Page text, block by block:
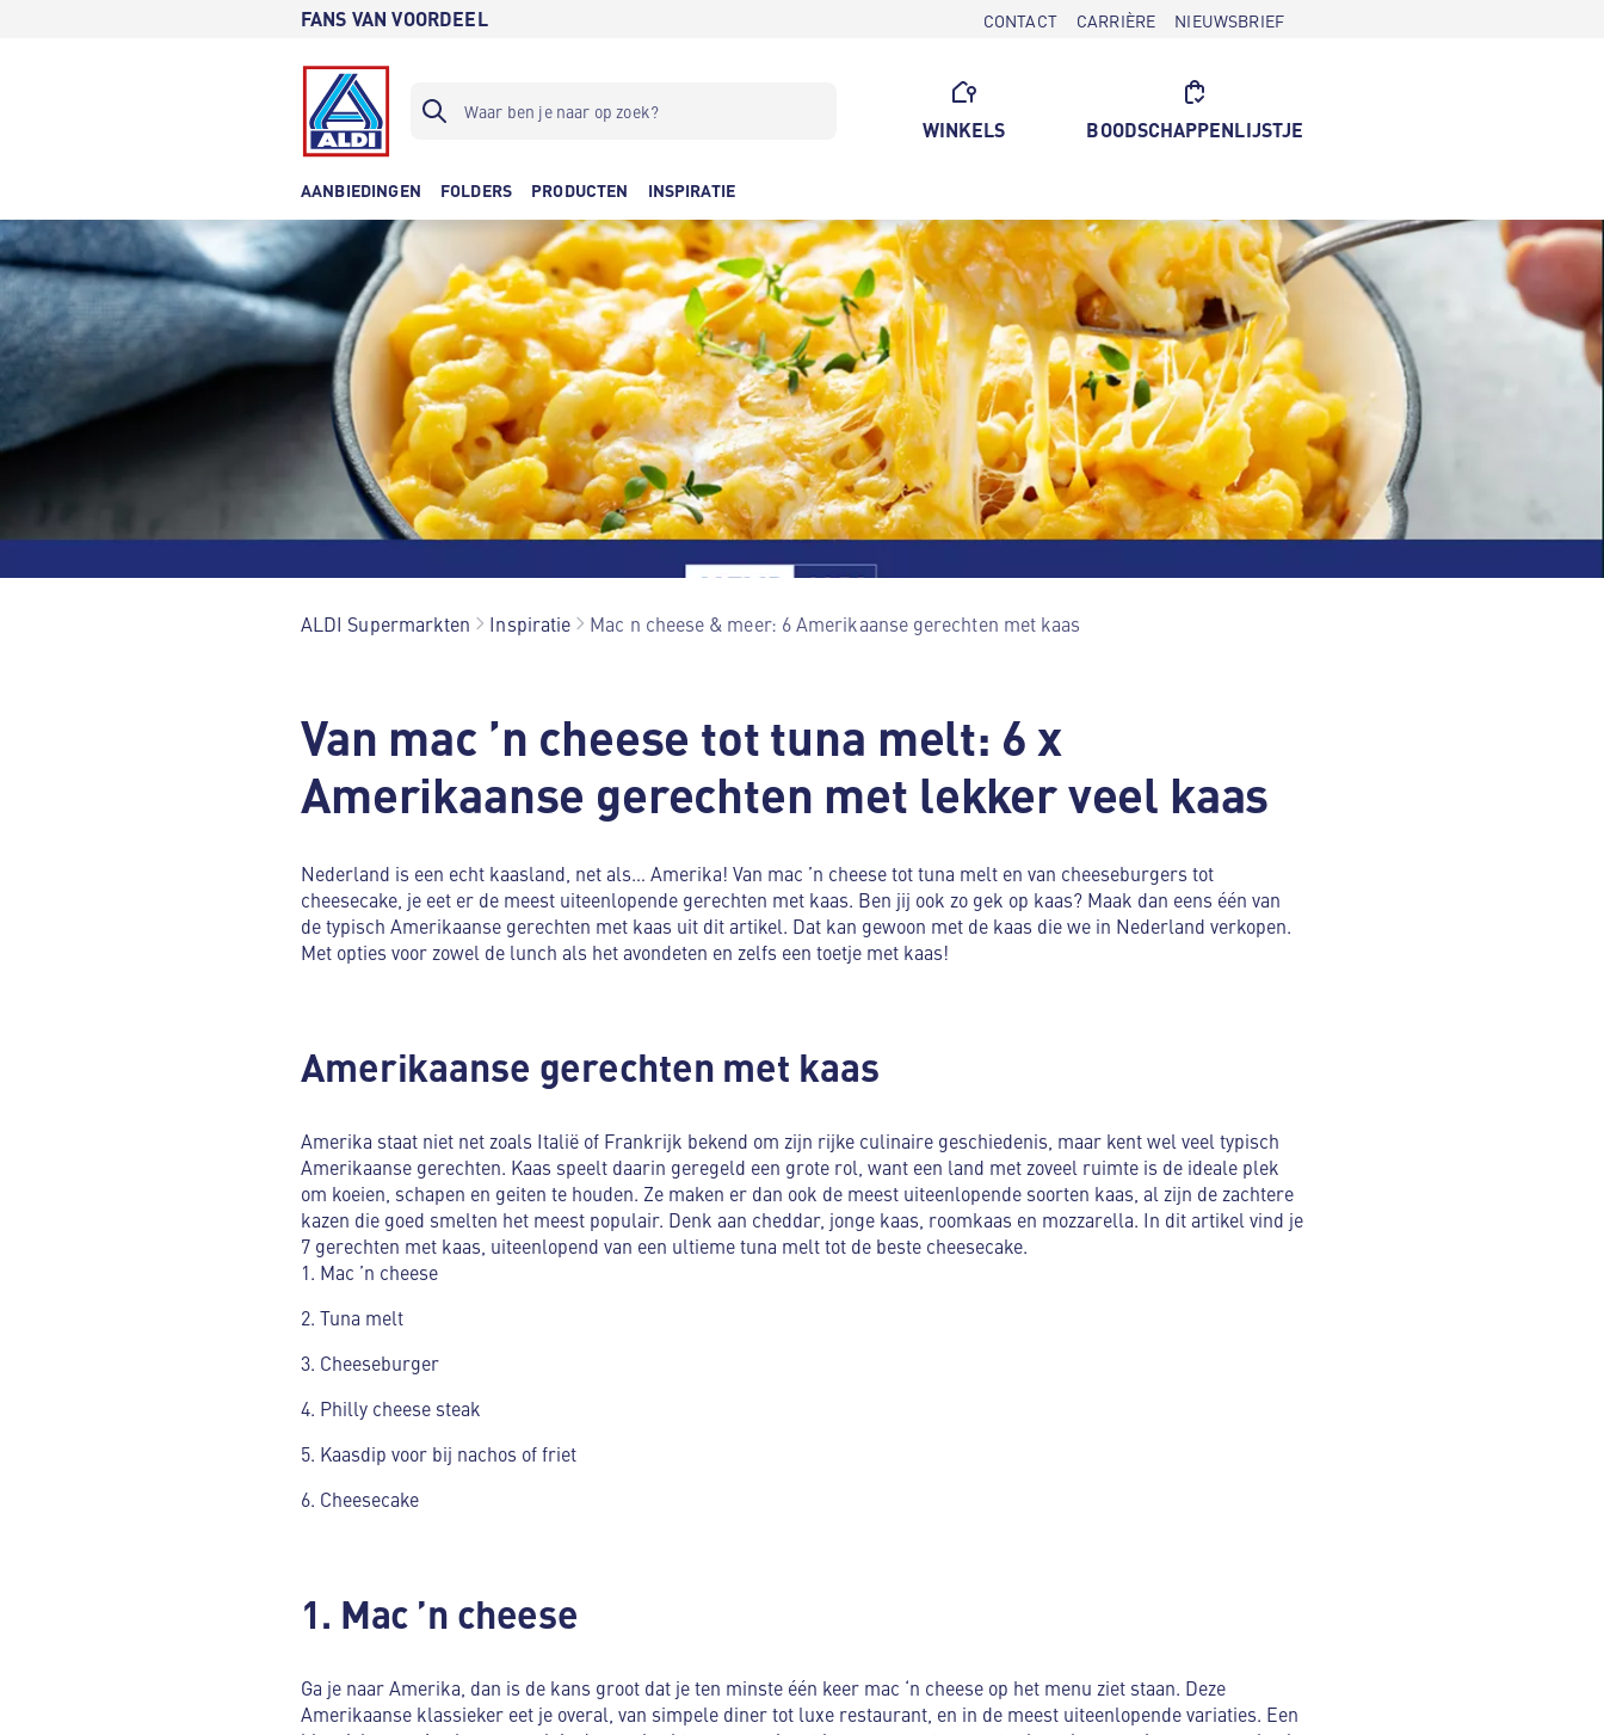
FANS VAN VOORDEEL CONTACT CARRIÈRE NIEUWSBRIEF
WINKELS BOODSCHAPPENLIJSTJE
AANBIEDINGEN FOLDERS PRODUCTEN INSPIRATIE
ALDI Supermarkten Inspiratie Mac n cheese & meer: 6 Amerikaanse gerechten met kaas
Van mac ’n cheese tot tuna melt: 6 x
Amerikaanse gerechten met lekker veel kaas
Nederland is een echt kaasland, net als… Amerika! Van mac ’n cheese tot tuna melt en van cheeseburgers tot
cheesecake, je eet er de meest uiteenlopende gerechten met kaas. Ben jij ook zo gek op kaas? Maak dan eens één van
de typisch Amerikaanse gerechten met kaas uit dit artikel. Dat kan gewoon met de kaas die we in Nederland verkopen.
Met opties voor zowel de lunch als het avondeten en zelfs een toetje met kaas!
Amerikaanse gerechten met kaas
Amerika staat niet net zoals Italië of Frankrijk bekend om zijn rijke culinaire geschiedenis, maar kent wel veel typisch
Amerikaanse gerechten. Kaas speelt daarin geregeld een grote rol, want een land met zoveel ruimte is de ideale plek
om koeien, schapen en geiten te houden. Ze maken er dan ook de meest uiteenlopende soorten kaas, al zijn de zachtere
kazen die goed smelten het meest populair. Denk aan cheddar, jonge kaas, roomkaas en mozzarella. In dit artikel vind je
7 gerechten met kaas, uiteenlopend van een ultieme tuna melt tot de beste cheesecake.
Mac ’n cheese
Tuna melt
Cheeseburger
Philly cheese steak
Kaasdip voor bij nachos of friet
Cheesecake
1. Mac ’n cheese
Ga je naar Amerika, dan is de kans groot dat je ten minste één keer mac ‘n cheese op het menu ziet staan. Deze
Amerikaanse klassieker eet je overal, van simpele diner tot luxe restaurant, en in de meest uiteenlopende variaties. Een